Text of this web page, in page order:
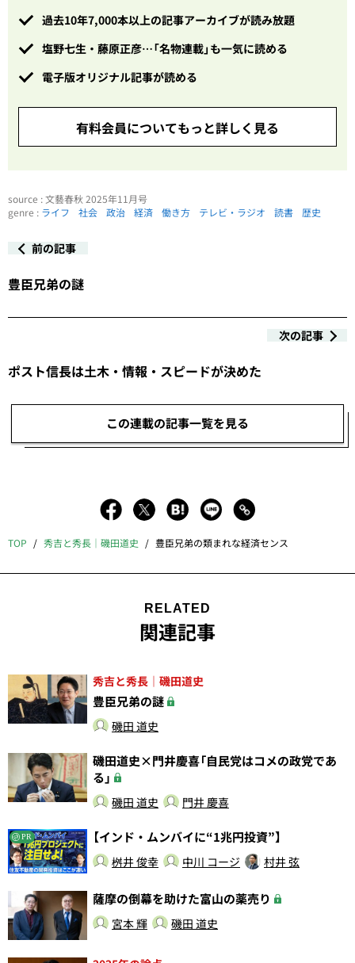
過去10年7,000本以上の記事アーカイブが読み放題
塩野七生・藤原正彦…「名物連載」も一気に読める
電子版オリジナル記事が読める
有料会員についてもっと詳しく見る
source : 文藝春秋 2025年11月号
genre : ライフ 社会 政治 経済 働き方 テレビ・ラジオ 読書 歴史
前の記事
豊臣兄弟の謎
次の記事
ポスト信長は土木・情報・スピードが決めた
この連載の記事一覧を見る
TOP 秀吉と秀長｜磯田道史 豊臣兄弟の類まれな経済センス
RELATED
関連記事
秀吉と秀長｜磯田道史
豊臣兄弟の謎
磯田 道史
磯田道史×門井慶喜「自民党はコメの政党であ
る」
磯田 道史 門井 慶喜
PR 【インド・ムンバイに“1兆円投資”】
桝井 俊幸 中川 コージ 村井 弦
薩摩の倒幕を助けた富山の薬売り
宮本 輝 磯田 道史